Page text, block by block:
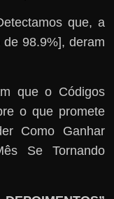
que, a
98.9%], deram
que o Códigos
o que promete
Como Ganhar
Se Tornando